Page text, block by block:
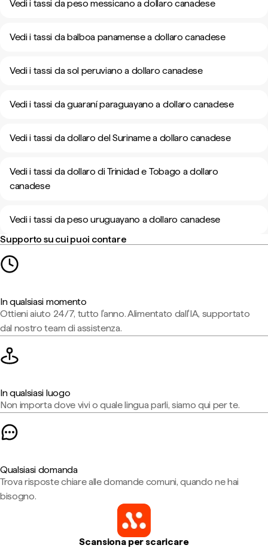
Vedi i tassi da peso messicano a dollaro canadese
Vedi i tassi da balboa panamense a dollaro canadese
Vedi i tassi da sol peruviano a dollaro canadese
Vedi i tassi da guaraní paraguayano a dollaro canadese
Vedi i tassi da dollaro del Suriname a dollaro canadese
Vedi i tassi da dollaro di Trinidad e Tobago a dollaro
canadese
Vedi i tassi da peso uruguayano a dollaro canadese
Supporto su cui puoi contare
In qualsiasi momento
Ottieni aiuto 24/7, tutto l'anno. Alimentato dall'IA, supportato
dal nostro team di assistenza.
In qualsiasi luogo
Non importa dove vivi o quale lingua parli, siamo qui per te.
Qualsiasi domanda
Trova risposte chiare alle domande comuni, quando ne hai
bisogno.
Scansiona per scaricare